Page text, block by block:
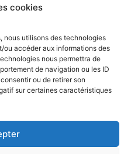
cookies
nous utilisons des technologies
accéder aux informations des
nous permettra de
de navigation ou les ID
ou de retirer son
sur certaines caractéristiques